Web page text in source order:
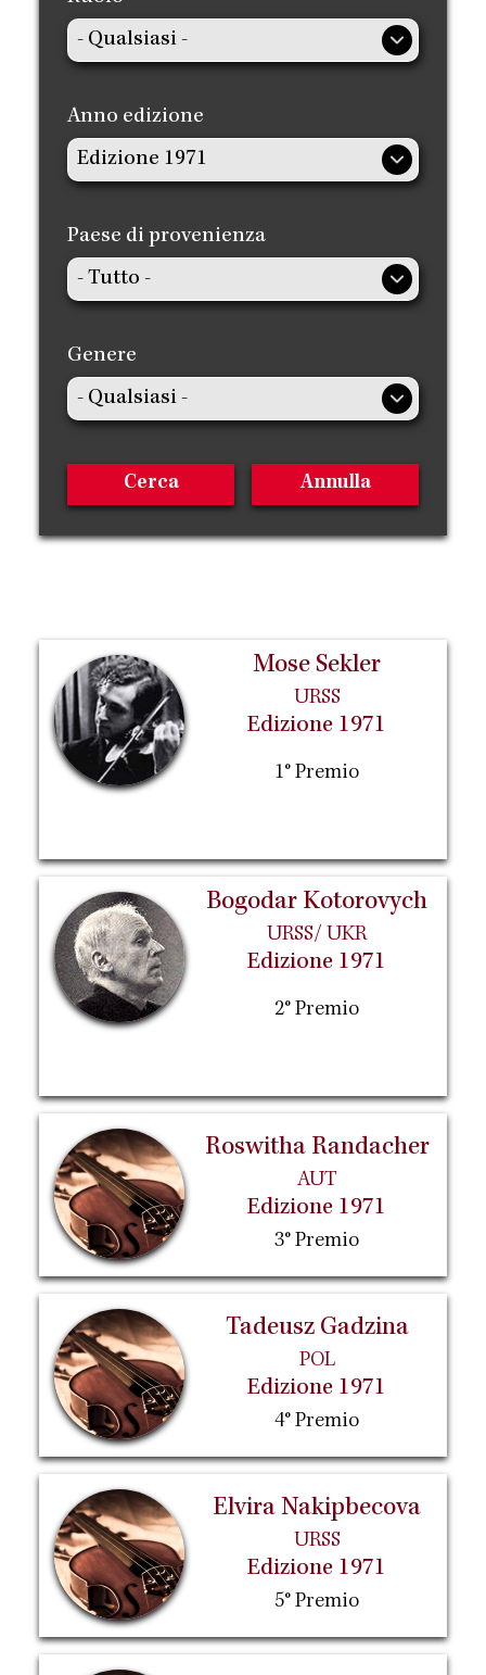
Mose Sekler
URSS
Edizione 1971
1° Premio
Bogodar Kotorovych
URSS/ UKR
Edizione 1971
2° Premio
Roswitha Randacher
AUT
Edizione 1971
3° Premio
Tadeusz Gadzina
POL
Edizione 1971
4° Premio
Elvira Nakipbecova
URSS
Edizione 1971
5° Premio
Anno edizione
Paese di provenienza
Genere